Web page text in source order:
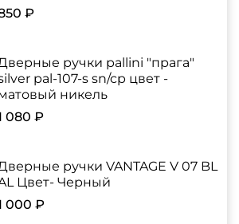
₽
ручки pallini "прага"
pal-107-s sn/cp цвет -
никель
080 ₽
ручки VANTAGE V 07 BL
Цвет- Черный
000 ₽